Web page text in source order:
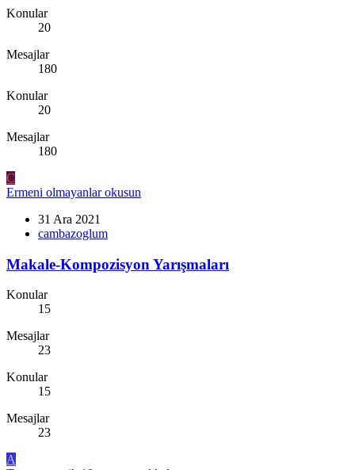
Konular
20
Mesajlar
180
Konular
20
Mesajlar
180
C
Ermeni olmayanlar okusun
31 Ara 2021
cambazoglum
Makale-Kompozisyon Yarışmaları
Konular
15
Mesajlar
23
Konular
15
Mesajlar
23
A